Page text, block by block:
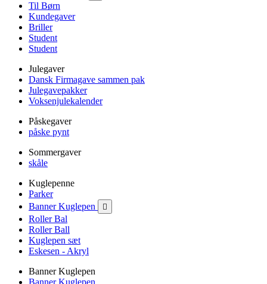
Til Børn
Kundegaver
Briller
Student
Student
Julegaver
Dansk Firmagave sammen pak
Julegavepakker
Voksenjulekalender
Påskegaver
påske pynt
Sommergaver
skåle
Kuglepenne
Parker
Banner Kuglepen

Roller Bal
Roller Ball
Kuglepen sæt
Eskesen - Akryl
Banner Kuglepen
Banner Kuglepen